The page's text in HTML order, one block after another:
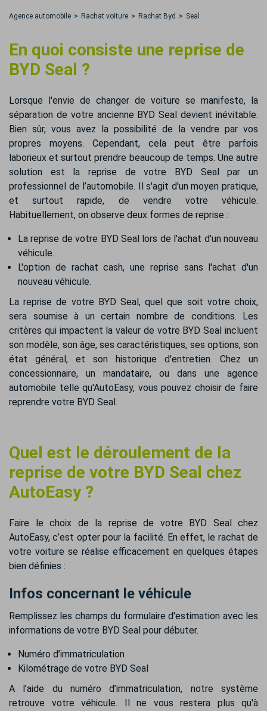
Agence automobile Rachat voiture Rachat Byd Seal
En quoi consiste une reprise de
BYD Seal ?
Lorsque l'envie de changer de voiture se manifeste, la
séparation de votre ancienne BYD Seal devient inévitable.
Bien sûr, vous avez la possibilité de la vendre par vos
propres moyens. Cependant, cela peut être parfois
laborieux et surtout prendre beaucoup de temps. Une autre
solution est la reprise de votre BYD Seal par un
professionnel de l’automobile. Il s'agit d'un moyen pratique,
et surtout rapide, de vendre votre véhicule.
Habituellement, on observe deux formes de reprise :
La reprise de votre BYD Seal lors de l'achat d'un nouveau
véhicule.
L'option de rachat cash, une reprise sans l'achat d'un
nouveau véhicule.
La reprise de votre BYD Seal, quel que soit votre choix,
sera soumise à un certain nombre de conditions. Les
critères qui impactent la valeur de votre BYD Seal incluent
son modèle, son âge, ses caractéristiques, ses options, son
état général, et son historique d'entretien. Chez un
concessionnaire, un mandataire, ou dans une agence
automobile telle qu'AutoEasy, vous pouvez choisir de faire
reprendre votre BYD Seal.
Quel est le déroulement de la
reprise de votre BYD Seal chez
AutoEasy ?
Faire le choix de la reprise de votre BYD Seal chez
AutoEasy, c’est opter pour la facilité. En effet, le rachat de
votre voiture se réalise efficacement en quelques étapes
bien définies :
Infos concernant le véhicule
Remplissez les champs du formulaire d'estimation avec les
informations de votre BYD Seal pour débuter.
Numéro d’immatriculation
Kilométrage de votre BYD Seal
A l’aide du numéro d’immatriculation, notre système
retrouve votre véhicule. Il ne vous restera plus qu'à